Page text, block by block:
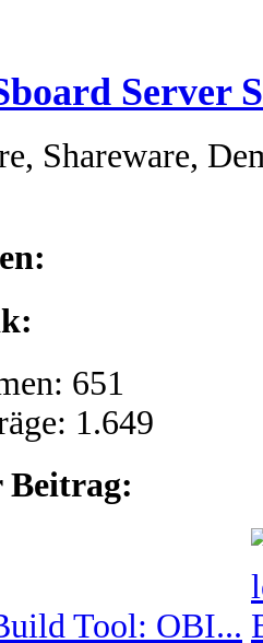
Server
Shareware,
651
1.649
Beitrag:
Tool: OBI...